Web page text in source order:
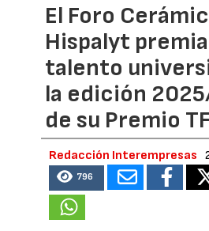
El Foro
Hispalyt
talento
la edición
de su Premio
Redacción Interempresas
796